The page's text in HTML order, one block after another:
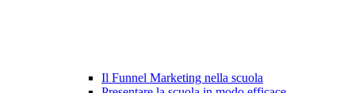
Il Funnel Marketing nella scuola